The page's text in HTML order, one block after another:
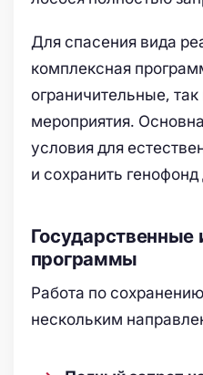
Для спасения вида
комплексная
ограничительные,
мероприятия.
условия для
и сохранить
Государственные
программы
Работа по
нескольким